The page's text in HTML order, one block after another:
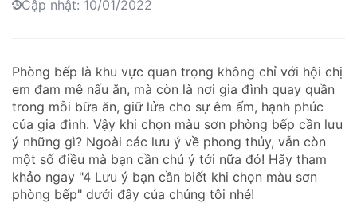
Cập nhật: 10/01/2022
Phòng bếp là khu vực quan trọng không chỉ với hội chị
em đam mê nấu ăn, mà còn là nơi gia đình quay quần
trong mỗi bữa ăn, giữ lửa cho sự êm ấm, hạnh phúc
của gia đình. Vậy khi chọn màu sơn phòng bếp cần lưu
ý những gì? Ngoài các lưu ý về phong thủy, vẫn còn
một số điều mà bạn cần chú ý tới nữa đó! Hãy tham
khảo ngay "4 Lưu ý bạn cần biết khi chọn màu sơn
phòng bếp" dưới đây của chúng tôi nhé!